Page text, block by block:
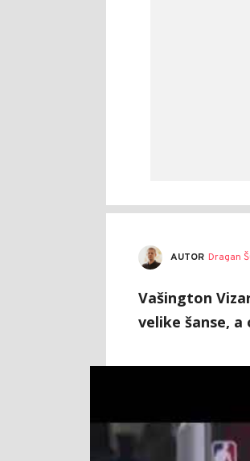
AUTOR Dragan
Vašington
velike šanse,